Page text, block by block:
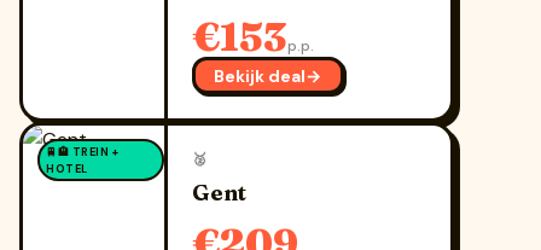
€153p.p.
Bekijk deal→
🚆🏨 TREIN +
HOTEL
🥈
Gent